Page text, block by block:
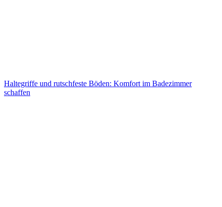
Haltegriffe und rutschfeste Böden: Komfort im Badezimmer
schaffen